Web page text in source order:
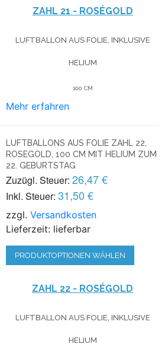
ZAHL 21 - ROSÉGOLD
LUFTBALLON AUS FOLIE, INKLUSIVE
HELIUM
100 CM
Mehr erfahren
LUFTBALLONS AUS FOLIE ZAHL 22,
ROSEGOLD, 100 CM MIT HELIUM ZUM
22. GEBURTSTAG
Zuzügl. Steuer: 26,47 €
Inkl. Steuer: 31,50 €
zzgl.Versandkosten
Lieferzeit: lieferbar
PRODUKTOPTIONEN WÄHLEN
ZAHL 22 - ROSÉGOLD
LUFTBALLON AUS FOLIE, INKLUSIVE
HELIUM